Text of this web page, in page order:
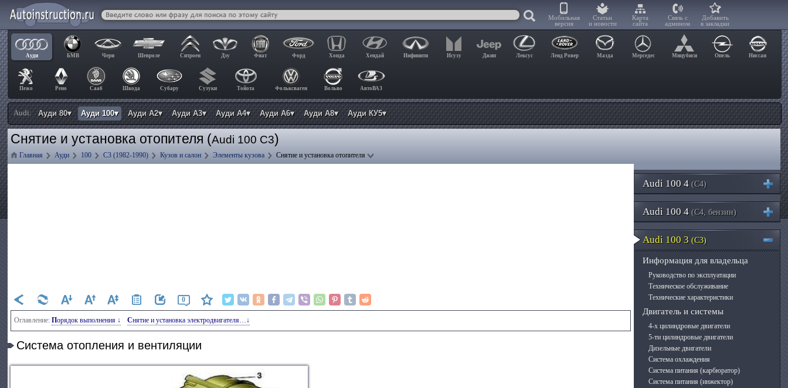
Мобильная
версия
Статьи
и новости
Карта
сайта
Связь с
админом
Добавить
в закладки
Ауди БМВ Чери Шевроле Ситроен Дэу Фиат Форд Хонда Хендай Инфинити Исузу Джип Лексус Ленд Ровер Мазда Мерседес Мицубиси Опель Ниссан
Пежо Рено Сааб Шкода Субару Сузуки Тойота Фольксваген Вольво АвтоВАЗ
Audi: Ауди 80▾ Ауди 100▾ Ауди А2▾ Ауди А3▾ Ауди А4▾ Ауди А6▾ Ауди А8▾ Ауди КУ5▾
Снятие и установка отопителя (Audi 100 C3)
Главная Ауди 100 C3 (1982-1990) Кузов и салон Элементы кузова Снятие и установка отопителя
0
Оглавление: Порядок выполнения ↓ Снятие и установка электродвигателя…↓
Система отопления и вентиляции
Audi 100 4 (C4)
Audi 100 4 (C4, бензин)
Audi 100 3 (C3)
Информация для владельца
Руководство по эксплуатации
Техническое обслуживание
Технические характеристики
Двигатель и системы
4-х цилиндровые двигатели
5-ти цилиндровые двигатели
Дизельные двигатели
Система охлаждения
Система питания (карбюратор)
Система питания (инжектор)